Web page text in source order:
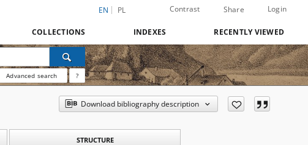
EN PL Contrast Share Login
COLLECTIONS INDEXES RECENTLY VIEWED
Advanced search ?
Download bibliography description
STRUCTURE